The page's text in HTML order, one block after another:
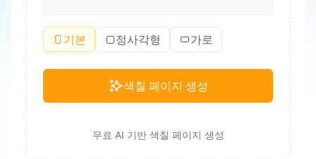
기본 정사각형 가로
색칠 페이지 생성
무료 AI 기반 색칠 페이지 생성